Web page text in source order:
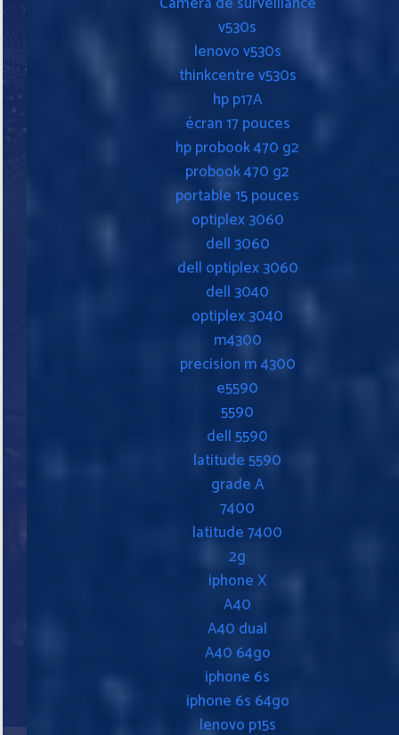
v530s
lenovo v530s
thinkcentre v530s
hp p17A
écran 17 pouces
hp probook 470 g2
probook 470 g2
portable 15 pouces
optiplex 3060
dell 3060
dell optiplex 3060
dell 3040
optiplex 3040
m4300
precision m 4300
e5590
5590
dell 5590
latitude 5590
grade A
7400
latitude 7400
2g
iphone X
A40
A40 dual
A40 64go
iphone 6s
iphone 6s 64go
lenovo p15s